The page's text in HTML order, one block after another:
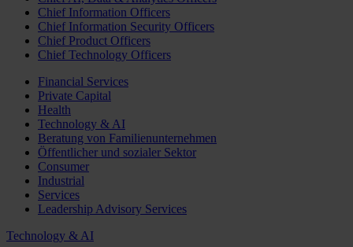
Chief Information Officers
Chief Information Security Officers
Chief Product Officers
Chief Technology Officers
Financial Services
Private Capital
Health
Technology & AI
Beratung von Familienunternehmen
Öffentlicher und sozialer Sektor
Consumer
Industrial
Services
Leadership Advisory Services
Technology & AI